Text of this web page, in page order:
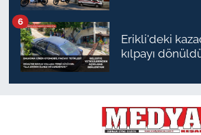
Erikli'deki
kılpayı
6